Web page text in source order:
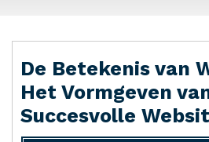
De Betekenis van
Het Vormgeven
Succesvolle